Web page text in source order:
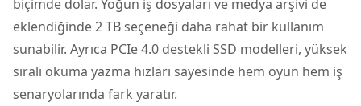
biçimde dolar. Yoğun iş dosyaları ve medya arşivi de
eklendiğinde 2 TB seçeneği daha rahat bir kullanım
sunabilir. Ayrıca PCIe 4.0 destekli SSD modelleri, yüksek
sıralı okuma yazma hızları sayesinde hem oyun hem iş
senaryolarında fark yaratır.